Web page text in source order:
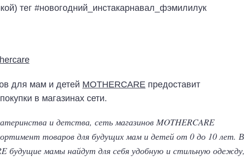
тег #новогодний_инстакарнавал_фэмилилук
для мам и детей MOTHERCARE предоставит
в магазинах сети.
и детства, сеть магазинов MOTHERCARE
товаров для будущих мам и детей от 0 до 10 лет. В
будущие мамы найдут для себя удобную и стильную одежду,